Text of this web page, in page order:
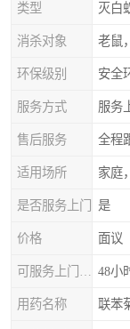
类型 灭白
消杀对象 老鼠
环保级别 安全
服务方式 服务
售后服务 全程
适用场所 家庭
是否服务上门 是
价格 面议
48小
用药名称 联苯